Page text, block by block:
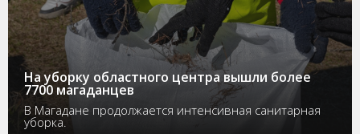
На уборку областного центра вышли более
7700 магаданцев
В Магадане продолжается интенсивная санитарная
уборка.